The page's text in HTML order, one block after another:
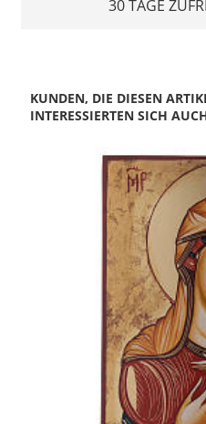
30 TAGE
KUNDEN, DIE DIESEN
INTERESSIERTEN SICH